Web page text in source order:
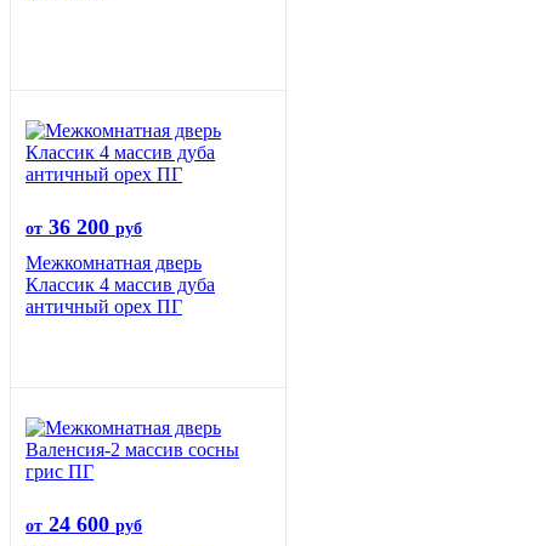
от 36 200 руб
Межкомнатная дверь
Классик 4 массив дуба
античный орех ПГ
от 24 600 руб